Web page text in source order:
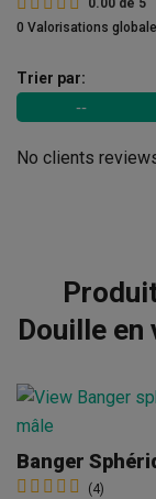
0.00 de 5
0 Valorisations
Trier par:
No clients
Douille
(4)